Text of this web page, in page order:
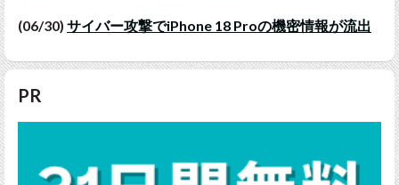
(06/30) サイバー攻撃でiPhone 18 Proの機密情報が流出
PR